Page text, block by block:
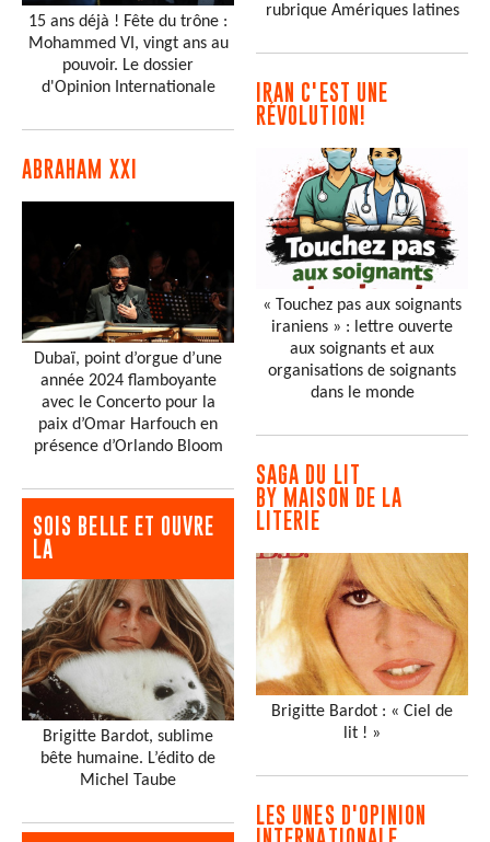
15 ans déjà ! Fête du trône :
Mohammed VI, vingt ans au
pouvoir. Le dossier
d'Opinion Internationale
ABRAHAM XXI
Dubaï, point d’orgue d’une
année 2024 flamboyante
avec le Concerto pour la
paix d’Omar Harfouch en
présence d’Orlando Bloom
SOIS BELLE ET OUVRE
LA
Brigitte Bardot, sublime
bête humaine. L’édito de
Michel Taube
rubrique Amériques latines
IRAN C'EST UNE
RÉVOLUTION!
« Touchez pas aux soignants
iraniens » : lettre ouverte
aux soignants et aux
organisations de soignants
dans le monde
SAGA DU LIT
BY MAISON DE LA
LITERIE
Brigitte Bardot : « Ciel de
lit ! »
LES UNES D'OPINION